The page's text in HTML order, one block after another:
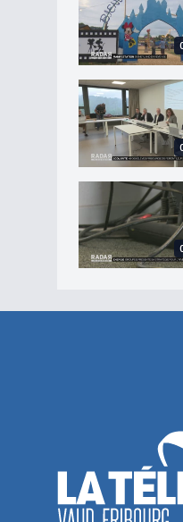
48&#039;000
Groupe E